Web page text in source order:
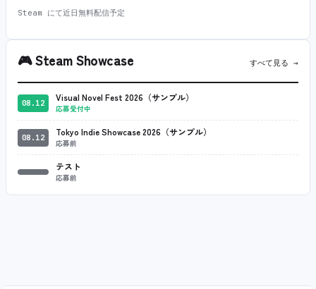
Steam にて近日無料配信予定
🎮Steam Showcase すべて見る →
08.12 Visual Novel Fest 2026（サンプル）
応募受付中
08.12 Tokyo Indie Showcase 2026（サンプル）
応募前
テスト
応募前